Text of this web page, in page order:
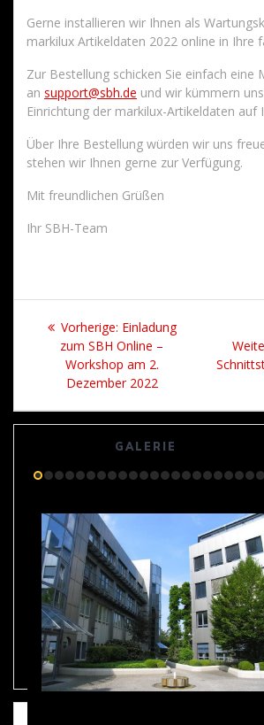
Gerne installieren wir Ihnen als
markilux Artikeldaten 2022 online in Ihre
Zur Bestellung schicken Sie einfach eine
an support@sbh.de und wir kümmern
Einrichtung der markilux-Artikeldaten auf
Über Ihre Bestellung würden wir uns
stehen wir Ihnen gerne zur Verfügung.
Mit freundlichen Grüßen
Ihr SBH-Team
Beitrags-
Navigation
Vorherige: Vorheriger
Beitrag:
Einladung
zum SBH Online –
Workshop am 2.
Dezember 2022
GALERIE